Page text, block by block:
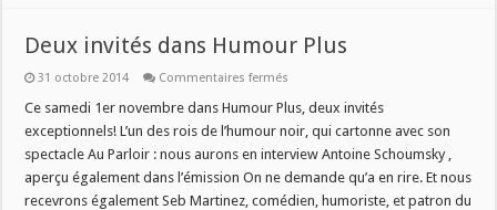
Deux invités dans Humour Plus
31 octobre 2014 Commentaires fermés
invités
dans
Humour
Plus
Ce samedi 1er novembre dans Humour Plus, deux invités
exceptionnels! L’un des rois de l’humour noir, qui cartonne avec son
spectacle Au Parloir : nous aurons en interview Antoine Schoumsky ,
aperçu également dans l’émission On ne demande qu’a en rire. Et nous
recevrons également Seb Martinez, comédien, humoriste, et patron du